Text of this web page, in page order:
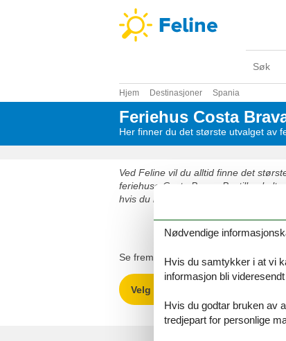
Søk
Hjem Destinasjoner Spania
Feriehus Costa
Her finner du det største utvalget av
Ved Feline vil du alltid finne det
feriehuse Costa Brava. Bestill enkelt
hvis du har spørsmål.
Se frem til en herlig ferie med god
Velg mellom 1 087 feriehus
Nødvendige
Hvis du samtykker i at vi
informasjon bli
Hvis du godtar bruken av
tredjepart for personlige